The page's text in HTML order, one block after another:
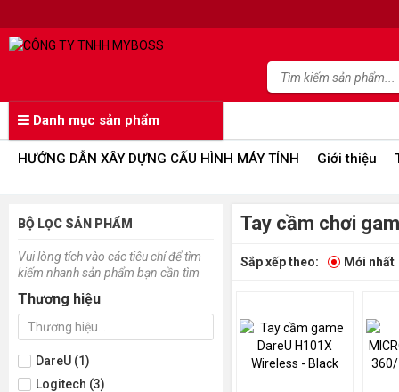
Danh mục sản phẩm
HƯỚNG DẪN XÂY DỰNG CẤU HÌNH MÁY TÍNH Giới thiệu
BỘ LỌC SẢN PHẨM
Vui lòng tích vào các tiêu chí để tìm
kiếm nhanh sản phẩm bạn cần tìm
Thương hiệu
DareU (1)
Logitech (3)
Tay cầm chơi
Sắp xếp theo: Mới nhất